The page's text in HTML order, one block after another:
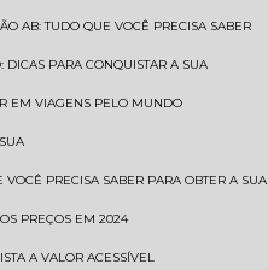
AB: TUDO QUE VOCÊ PRECISA SABER
DICAS PARA CONQUISTAR A SUA
EM VIAGENS PELO MUNDO
VOCÊ PRECISA SABER PARA OBTER A SUA
PREÇOS EM 2024
A VALOR ACESSÍVEL